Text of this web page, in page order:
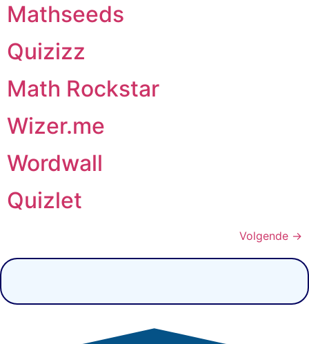
Mathseeds
Quizizz
Math Rockstar
Wizer.me
Wordwall
Quizlet
Volgende →